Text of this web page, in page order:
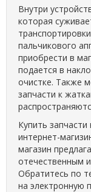
Внутри
которая
пальчикового
приобрести в
подается в
очистке. Также
запчасти к
Купить
интернет-
магазин
отечественным
Обратитесь по
на электронную